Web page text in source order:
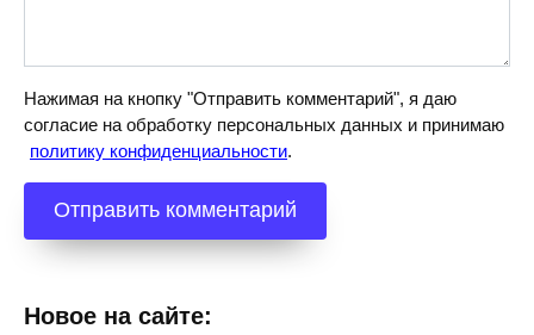
Нажимая на кнопку "Отправить комментарий", я даю
согласие на обработку персональных данных и принимаю
политику конфиденциальности.
Новое на сайте: